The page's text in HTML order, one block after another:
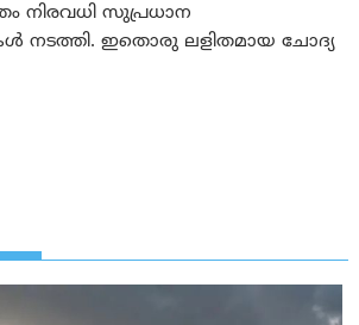
നിരവധി സുപ്രധാന
നടത്തി. ഇതൊരു ലളിതമായ ചോദ്യ